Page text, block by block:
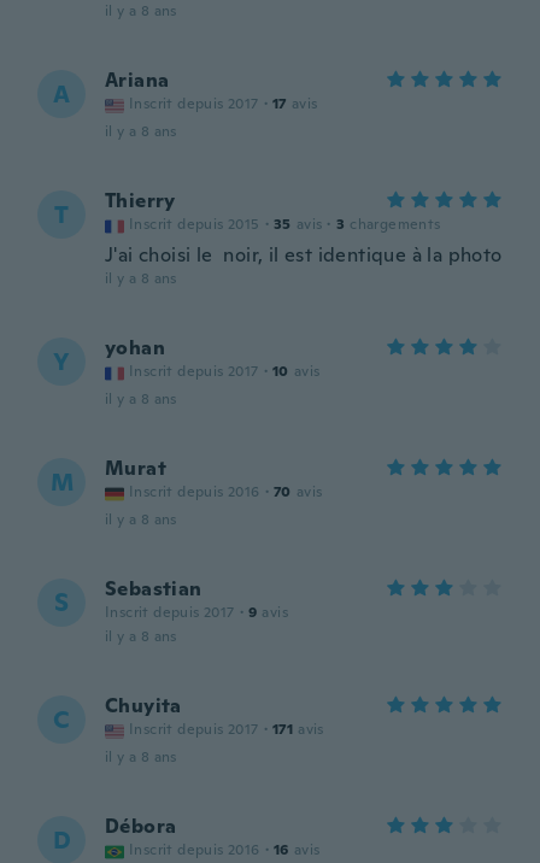
il y a 8 ans
A Ariana
Inscrit depuis 2017 · 17 avis
il y a 8 ans
T Thierry
Inscrit depuis 2015 · 35 avis · 3 chargements
J'ai choisi le noir, il est identique à la photo
il y a 8 ans
Y yohan
Inscrit depuis 2017 · 10 avis
il y a 8 ans
M Murat
Inscrit depuis 2016 · 70 avis
il y a 8 ans
S Sebastian
Inscrit depuis 2017 · 9 avis
il y a 8 ans
C Chuyita
Inscrit depuis 2017 · 171 avis
il y a 8 ans
D Débora
Inscrit depuis 2016 · 16 avis